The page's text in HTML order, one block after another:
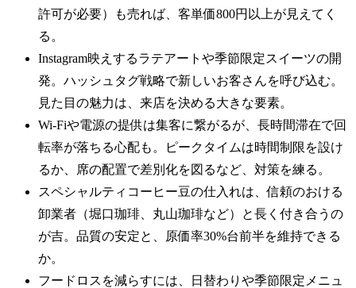
許可が必要）も売れば、客単価800円以上が見えてく
る。
Instagram映えするラテアートや季節限定スイーツの開
発。ハッシュタグ戦略で新しいお客さんを呼び込む。
見た目の魅力は、来店を決める大きな要素。
Wi-Fiや電源の提供は集客に繋がるが、長時間滞在で回
転率が落ちる心配も。ピークタイムは時間制限を設け
るか、席の配置で差別化を図るなど、対策を練る。
スペシャルティコーヒー豆の仕入れは、信頼のおける
卸業者（堀口珈琲、丸山珈琲など）と長く付き合うの
が吉。品質の安定と、原価率30%台前半を維持できる
か。
フードロスを減らすには、日替わりや季節限定メニュ